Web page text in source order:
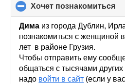
хочет познакомиться
to
Дима из города Дублин,
познакомиться с женщиной
лет в районе Грузия.
Чтобы отправить ему
общаться с тысячами
надо войти в сайт (если у